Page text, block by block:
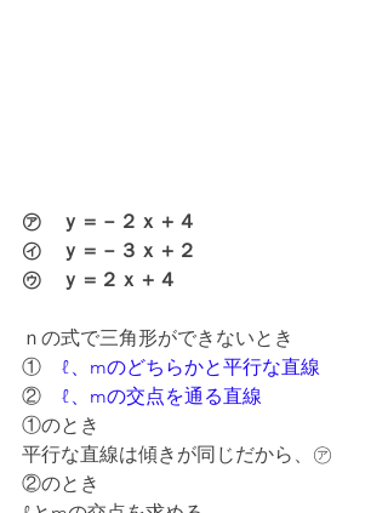
㋐　ｙ＝－２ｘ＋４
㋑　ｙ＝－３ｘ＋２
㋒　ｙ＝２ｘ＋４
ｎの式で三角形ができないとき
① ℓ、mのどちらかと平行な直線
② ℓ、mの交点を通る直線
①のとき
平行な直線は傾きが同じだから、㋐
②のとき